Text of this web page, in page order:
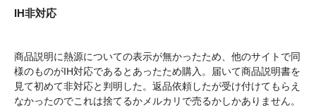
IH非対応
商品説明に熱源についての表示が無かったため、他のサイトで同
様のものがIH対応であるとあったため購入。届いて商品説明書を
見て初めて非対応と判明した。返品依頼したが受け付けてもらえ
なかったのでこれは捨てるかメルカリで売るかしかありません。